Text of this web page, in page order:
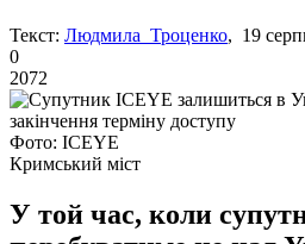
Текст: Людмила Троценко, 19
0
2072
Фото: ICEYE
Кримський міст
У той час, коли